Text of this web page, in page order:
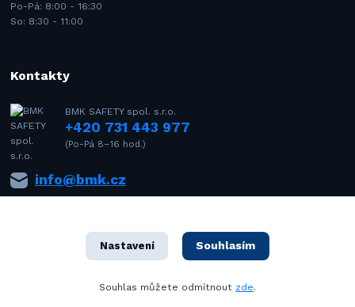
Po-Pá: 8:00 - 16:30
So: 8:30 - 11:00
Kontakty
BMK SAFETY spol. s.r.o.
+420 731 443 977
(Po-Pá 8–16 hod.)
info@bmk.cz
Nastavení Souhlasím
Souhlas můžete odmítnout zde.